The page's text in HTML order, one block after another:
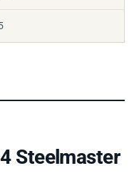
Steelmaster